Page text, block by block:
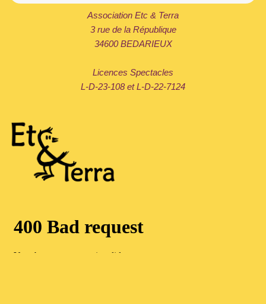
Association Etc & Terra
3 rue de la République
34600 BEDARIEUX
Licences Spectacles
L-D-23-108 et L-D-22-7124